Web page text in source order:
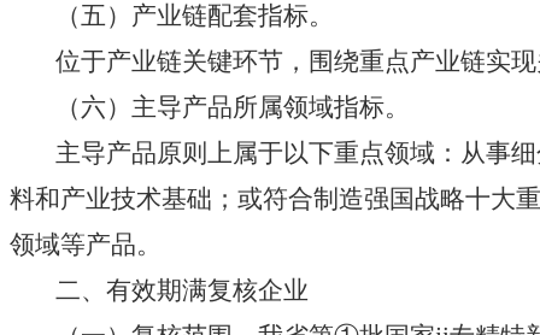
（五）产业链配套指标。
位于产业链关键环节，围绕重点产业链实现
（六）主导产品所属领域指标。
主导产品原则上属于以下重点领域：从事细
料和产业技术基础；或符合制造强国战略十大
领域等产品。
二、有效期满复核企业